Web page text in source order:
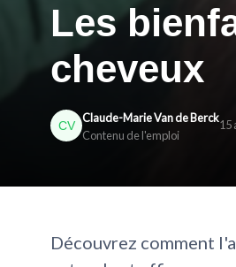
Les
cheveux
Claude-Marie Van de Berck
Contenu de l'emploi
15
Découvrez comment